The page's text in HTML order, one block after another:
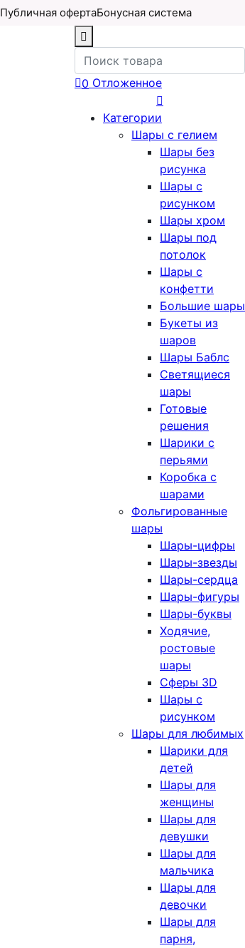
Публичная офертаБонусная система
0 Отложенное
Категории
Шары с гелием
Шары без
рисунка
Шары с
рисунком
Шары хром
Шары под
потолок
Шары с
конфетти
Большие шары
Букеты из
шаров
Шары Баблс
Светящиеся
шары
Готовые
решения
Шарики с
перьями
Коробка с
шарами
Фольгированные
шары
Шары-цифры
Шары-звезды
Шары-сердца
Шары-фигуры
Шары-буквы
Ходячие,
ростовые
шары
Сферы 3D
Шары с
рисунком
Шары для любимых
Шарики для
детей
Шары для
женщины
Шары для
девушки
Шары для
мальчика
Шары для
девочки
Шары для
парня,